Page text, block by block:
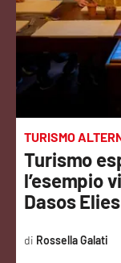
Sanità
Sport
Cultura
Podcast
Meteo
TURISMO
Turismo
l’esempio
Dasos Elies
Rossella Galati